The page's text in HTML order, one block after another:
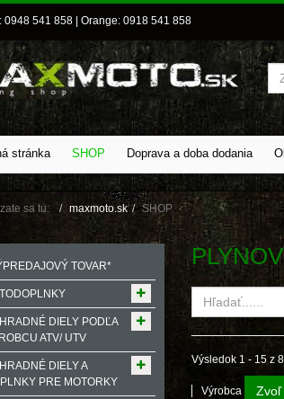
0948 541 858 | Orange: 0918 541 858
stránka SHOP Doprava a doba dodania
sa tu: maxmoto.sk SHOP
Výsledok 1 - 15 z
Výrobca Zvoľ
TOVAR*
DIELY PODĽA
ATV/ UTV
DIELY A
PRE MOTORKY